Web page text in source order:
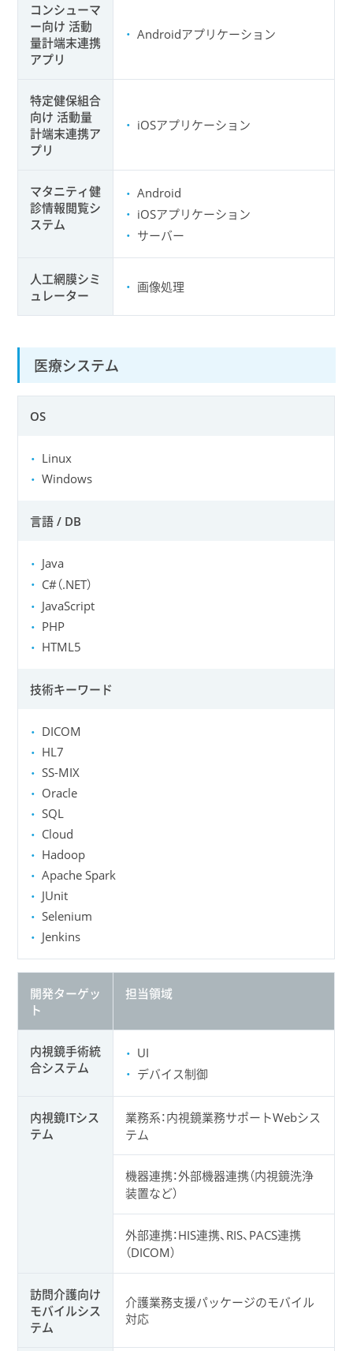
コンシューマ
ー向け 活動
量計端末連携
アプリ
Androidアプリケーション
特定健保組合
向け 活動量
計端末連携ア
プリ
iOSアプリケーション
マタニティ健
診情報閲覧シ
ステム
Android
iOSアプリケーション
サーバー
人工網膜シミ
ュレーター
画像処理
医療システム
OS
Linux
Windows
言語 / DB
Java
C#（.NET）
JavaScript
PHP
HTML5
技術キーワード
DICOM
HL7
SS-MIX
Oracle
SQL
Cloud
Hadoop
Apache Spark
JUnit
Selenium
Jenkins
開発ターゲッ
ト
担当領域
内視鏡手術統
合システム
UI
デバイス制御
内視鏡ITシス
テム
業務系：内視鏡業務サポートWebシス
テム
機器連携：外部機器連携（内視鏡洗浄
装置など）
外部連携：HIS連携、RIS、PACS連携
（DICOM）
訪問介護向け
モバイルシス
テム
介護業務支援パッケージのモバイル
対応